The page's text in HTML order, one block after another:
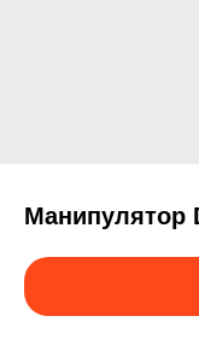
Манипулятор